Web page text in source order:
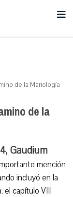
de la Mariología
de la
Gaudium
mención
incluyó en la
el capítulo VIII